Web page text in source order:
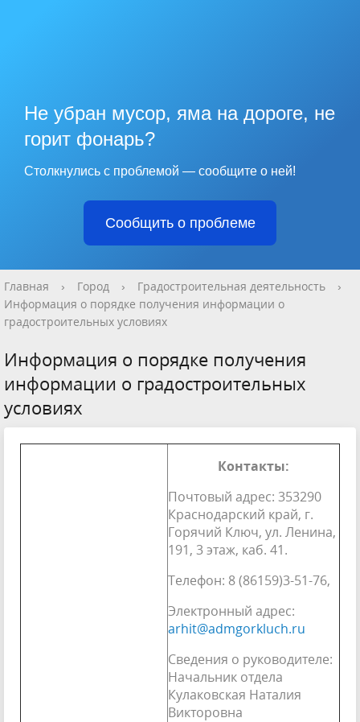
Не убран мусор, яма на дороге, не
горит фонарь?
Столкнулись с проблемой — сообщите о ней!
Сообщить о проблеме
Главная › Город › Градостроительная деятельность
›
Информация о порядке получения информации о
градостроительных условиях
Информация о порядке получения
информации о градостроительных
условиях
Контакты:
Почтовый адрес: 353290
Краснодарский край, г.
Горячий Ключ, ул. Ленина,
191, 3 этаж, каб. 41.
Телефон: 8 (86159)3-51-76,
Электронный адрес:
arhit@admgorkluch.ru
Сведения о руководителе:
Начальник отдела
Кулаковская Наталия
Викторовна